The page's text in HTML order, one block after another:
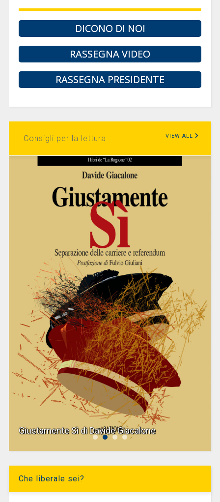
DICONO DI NOI
RASSEGNA VIDEO
RASSEGNA PRESIDENTE
Consigli per la lettura VIEW ALL
Giustamente Sì di Davide Giacalone
Che liberale sei?